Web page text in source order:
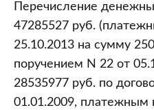
Перечисление
47285527 руб.
25.10.2013 на сумму
поручением N 22 от
28535977 руб. по
01.01.2009, платежным